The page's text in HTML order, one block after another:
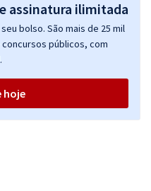
bolso. São mais de 25 mil
públicos, com
hoje